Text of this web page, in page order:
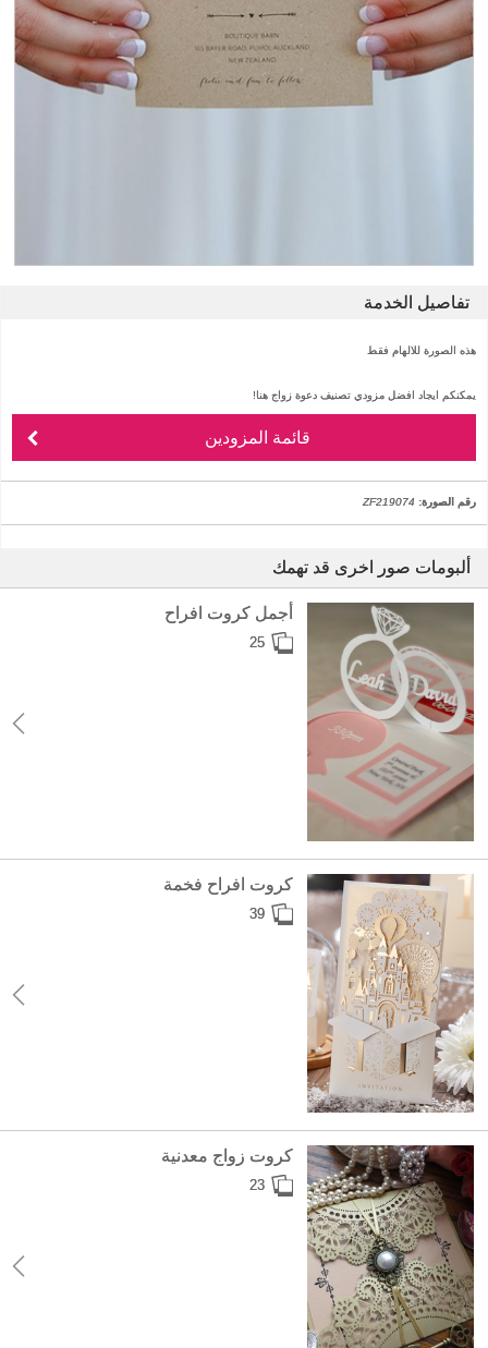
تفاصيل الخدمة
هذه الصورة للالهام فقط
يمكنكم ايجاد افضل مزودي تصنيف دعوة زواج هنا!
قائمة المزودين
رقم الصورة: ZF219074
ألبومات صور اخرى قد تهمك
أجمل كروت افراح
25
كروت افراح فخمة
39
كروت زواج معدنية
23